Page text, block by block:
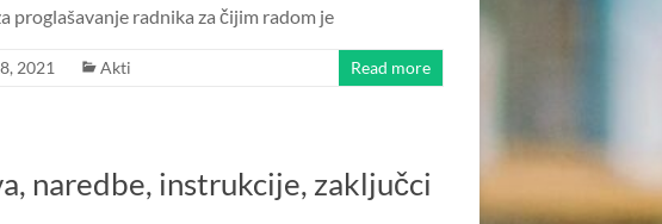
proglašavanje radnika za čijim radom je
2021 Akti Read more
naredbe, instrukcije, zaključci